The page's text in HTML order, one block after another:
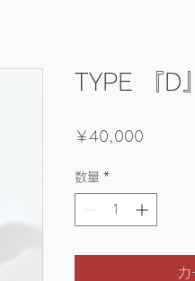
TYPE 『D』
￥40,000
数量 *